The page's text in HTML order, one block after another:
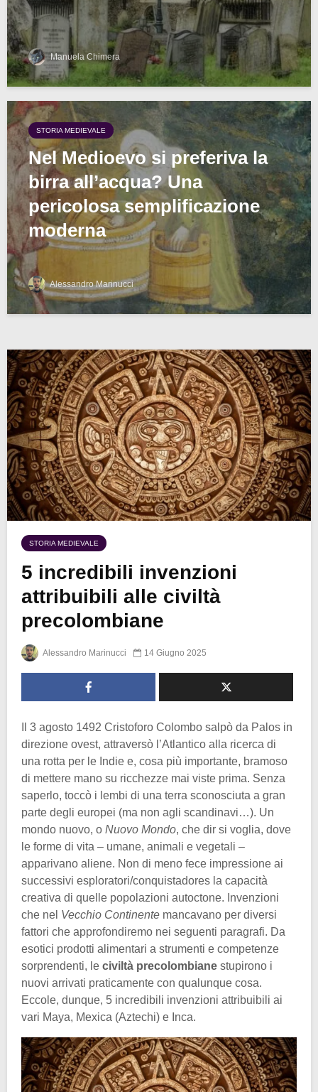
Manuela Chimera
STORIA MEDIEVALE
Nel Medioevo si preferiva la
birra all’acqua? Una
pericolosa semplificazione
moderna
Alessandro Marinucci
STORIA MEDIEVALE
5 incredibili invenzioni
attribuibili alle civiltà
precolombiane
Alessandro Marinucci 14 Giugno 2025
Il 3 agosto 1492 Cristoforo Colombo salpò da Palos in
direzione ovest, attraversò l’Atlantico alla ricerca di
una rotta per le Indie e, cosa più importante, bramoso
di mettere mano su ricchezze mai viste prima. Senza
saperlo, toccò i lembi di una terra sconosciuta a gran
parte degli europei (ma non agli scandinavi…). Un
mondo nuovo, o Nuovo Mondo, che dir si voglia, dove
le forme di vita – umane, animali e vegetali –
apparivano aliene. Non di meno fece impressione ai
successivi esploratori/conquistadores la capacità
creativa di quelle popolazioni autoctone. Invenzioni
che nel Vecchio Continente mancavano per diversi
fattori che approfondiremo nei seguenti paragrafi. Da
esotici prodotti alimentari a strumenti e competenze
sorprendenti, le civiltà precolombiane stupirono i
nuovi arrivati praticamente con qualunque cosa.
Eccole, dunque, 5 incredibili invenzioni attribuibili ai
vari Maya, Mexica (Aztechi) e Inca.